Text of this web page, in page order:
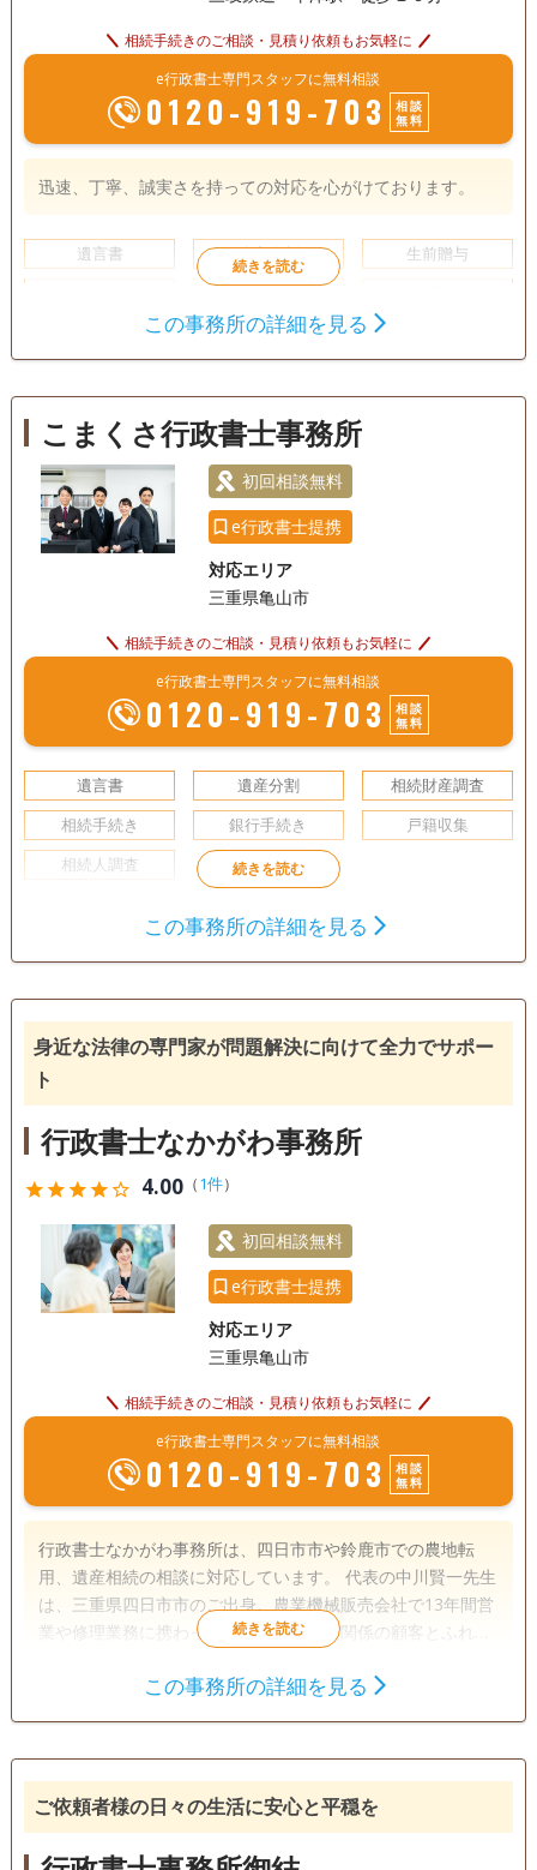
相続手続きのご相談・見積り依頼もお気軽に
e行政書士専門スタッフに無料相談
0120-919-703
相談
無料
迅速、丁寧、誠実さを持っての対応を心がけております。
遺言書 遺産分割
生前贈与
相続手続き
相続人調査
18時以降相談可 オンライン面談可 事務所面談可
この事務所の詳細を見る
こまくさ行政書士事務所
初回相談無料
e行政書士提携
対応エリア
三重県亀山市
相続手続きのご相談・見積り依頼もお気軽に
e行政書士専門スタッフに無料相談
0120-919-703
相談
無料
遺言書 遺産分割
相続財産調査
相続手続き
銀行手続き
戸籍収集
相続人調査
この事務所の詳細を見る
身近な法律の専門家が問題解決に向けて全力でサポー
ト
行政書士なかがわ事務所
starstarstarstarstar_outline 4.00（1件）
初回相談無料
e行政書士提携
対応エリア
三重県亀山市
相続手続きのご相談・見積り依頼もお気軽に
e行政書士専門スタッフに無料相談
0120-919-703
相談
無料
行政書士なかがわ事務所は、四日市市や鈴鹿市での農地転
用、遺産相続の相談に対応しています。 代表の中川賢一先生
は、三重県四日市市のご出身。農業機械販売会社で13年間営
業や修理業務に携わってきました。農業関係の顧客とふれあ
士として活躍することを心に決めて見事試験に合格。その後
遺産分割
相続人調査
初回相談無料
この事務所の詳細を見る
ご依頼者様の日々の生活に安心と平穏を